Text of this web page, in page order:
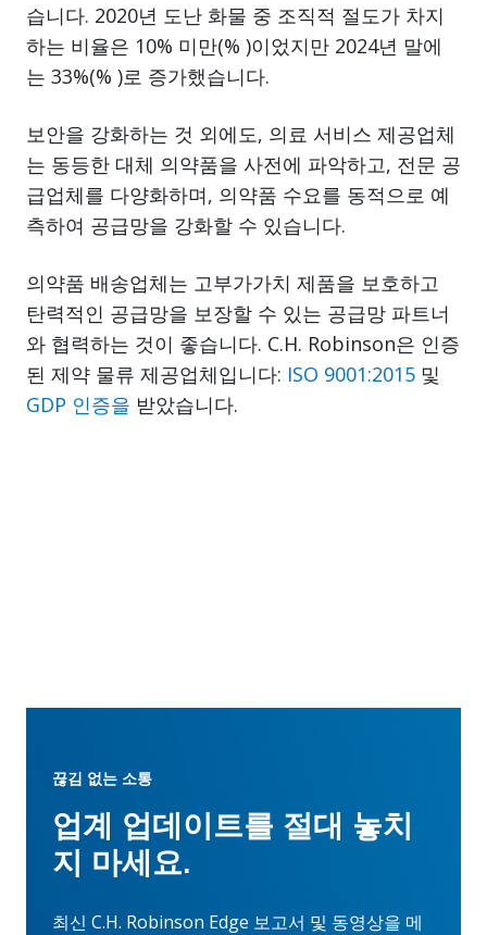
습니다. 2020년 도난 화물 중 조직적 절도가 차지
하는 비율은 10% 미만(% )이었지만 2024년 말에
는 33%(% )로 증가했습니다.
보안을 강화하는 것 외에도, 의료 서비스 제공업체
는 동등한 대체 의약품을 사전에 파악하고, 전문 공
급업체를 다양화하며, 의약품 수요를 동적으로 예
측하여 공급망을 강화할 수 있습니다.
의약품 배송업체는 고부가가치 제품을 보호하고
탄력적인 공급망을 보장할 수 있는 공급망 파트너
와 협력하는 것이 좋습니다. C.H. Robinson은 인증
된 제약 물류 제공업체입니다: ISO 9001:2015 및
GDP 인증을 받았습니다.
끊김 없는 소통
업계 업데이트를 절대 놓치
지 마세요.
최신 C.H. Robinson Edge 보고서 및 동영상을 메